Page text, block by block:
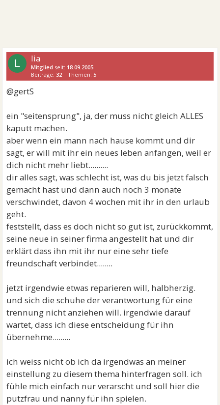
L lia
Mitglied seit: 18.09.2005
Beiträge:32 Themen:5
@gertS
ein "seitensprung", ja, der muss nicht gleich ALLES
kaputt machen.
aber wenn ein mann nach hause kommt und dir
sagt, er will mit ihr ein neues leben anfangen, weil er
dich nicht mehr liebt..........
dir alles sagt, was schlecht ist, was du bis jetzt falsch
gemacht hast und dann auch noch 3 monate
verschwindet, davon 4 wochen mit ihr in den urlaub
geht.
feststellt, dass es doch nicht so gut ist, zurückkommt,
seine neue in seiner firma angestellt hat und dir
erklärt dass ihn mit ihr nur eine sehr tiefe
freundschaft verbindet........
jetzt irgendwie etwas reparieren will, halbherzig.
und sich die schuhe der verantwortung für eine
trennung nicht anziehen will. irgendwie darauf
wartet, dass ich diese entscheidung für ihn
übernehme.........
ich weiss nicht ob ich da irgendwas an meiner
einstellung zu diesem thema hinterfragen soll. ich
fühle mich einfach nur verarscht und soll hier die
putzfrau und nanny für ihn spielen.